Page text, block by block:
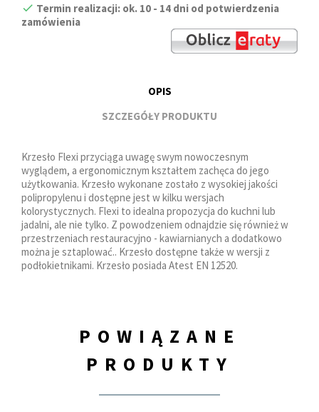
Termin realizacji: ok. 10 - 14 dni od potwierdzenia
zamówienia
OPIS
SZCZEGÓŁY PRODUKTU
Krzesło Flexi przyciąga uwagę swym nowoczesnym
wyglądem, a ergonomicznym kształtem zachęca do jego
użytkowania. Krzesło wykonane zostało z wysokiej jakości
polipropylenu i dostępne jest w kilku wersjach
kolorystycznych. Flexi to idealna propozycja do kuchni lub
jadalni, ale nie tylko. Z powodzeniem odnajdzie się również w
przestrzeniach restauracyjno - kawiarnianych a dodatkowo
można je sztaplować.. Krzesło dostępne także w wersji z
podłokietnikami. Krzesło posiada Atest EN 12520.
POWIĄZANE
PRODUKTY